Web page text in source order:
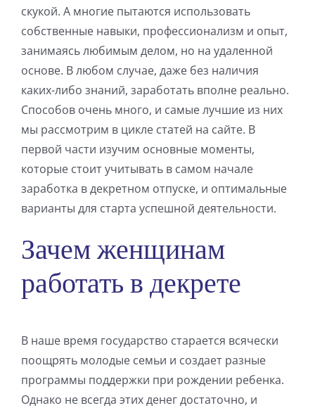
скукой. А многие пытаются использовать
собственные навыки, профессионализм и опыт,
занимаясь любимым делом, но на удаленной
основе. В любом случае, даже без наличия
каких-либо знаний, заработать вполне реально.
Способов очень много, и самые лучшие из них
мы рассмотрим в цикле статей на сайте. В
первой части изучим основные моменты,
которые стоит учитывать в самом начале
заработка в декретном отпуске, и оптимальные
варианты для старта успешной деятельности.
Зачем женщинам
работать в декрете
В наше время государство старается всячески
поощрять молодые семьи и создает разные
программы поддержки при рождении ребенка.
Однако не всегда этих денег достаточно, и